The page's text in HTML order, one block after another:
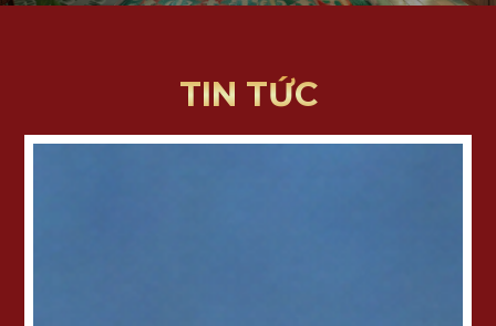
TIN TỨC